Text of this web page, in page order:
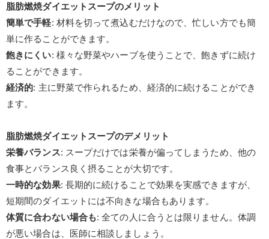
脂肪燃焼ダイエットスープのメリット
簡単で手軽: 材料を切って煮込むだけなので、忙しい方でも簡
単に作ることができます。
飽きにくい: 様々な野菜やハーブを使うことで、飽きずに続け
ることができます。
経済的: 主に野菜で作られるため、経済的に続けることができ
ます。
脂肪燃焼ダイエットスープのデメリット
栄養バランス: スープだけでは栄養が偏ってしまうため、他の
食事とバランス良く摂ることが大切です。
一時的な効果: 長期的に続けることで効果を実感できますが、
短期間のダイエットには不向きな場合もあります。
体質に合わない場合も:全ての人に合うとは限りません。体調
が悪い場合は、医師に相談しましょう。